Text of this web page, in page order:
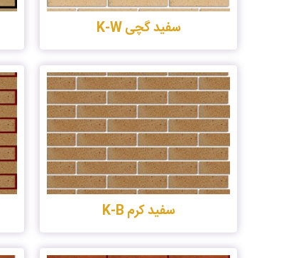
سفید گچی K-W
سفید کرم K-B